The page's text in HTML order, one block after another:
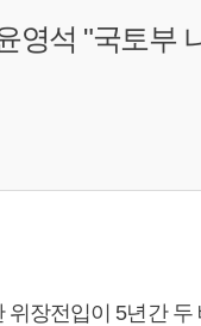
영석 "국토부
장전입이 5년간